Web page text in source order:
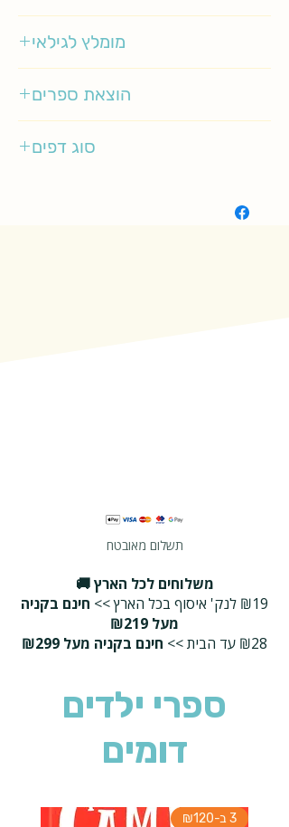
מומלץ לגילאי
הוצאת ספרים
סוג דפים
תשלום מאובטח
משלוחים לכל הארץ 🚚
₪19 לנק' איסוף בכל הארץ >>
חינם בקניה
מעל ₪219
₪28 עד הבית >>
חינם בקניה מעל ₪299
ספרי ילדים
דומים
3 ב-₪120